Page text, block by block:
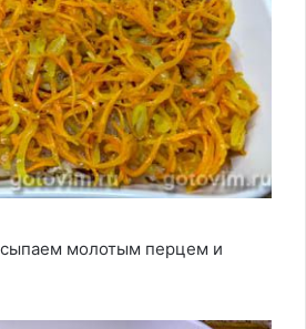
молотым перцем и